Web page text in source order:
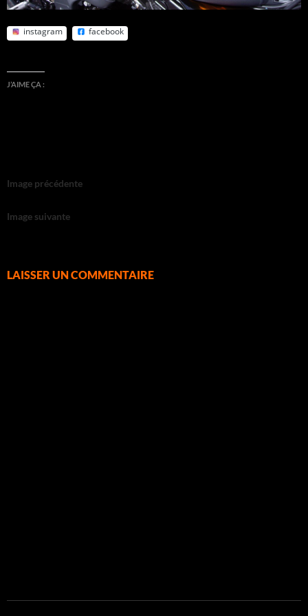
instagram facebook
J’AIME ÇA :
Image précédente
Image suivante
LAISSER UN COMMENTAIRE